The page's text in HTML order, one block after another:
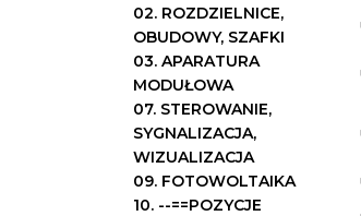
02. ROZDZIELNICE,
OBUDOWY, SZAFKI
03. APARATURA
MODUŁOWA
07. STEROWANIE,
SYGNALIZACJA,
WIZUALIZACJA
09. FOTOWOLTAIKA
10. --==POZYCJE